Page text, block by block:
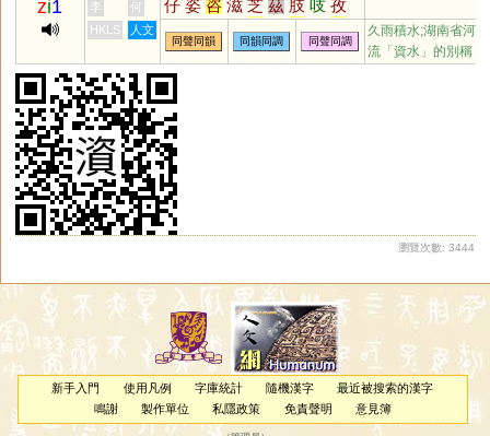
迡 謘 鈶
zi1
仔 姿 咨 滋 芝 茲 肢 吱 孜
觜 恣 訾 輜 淄 齎 貲 蜘 祗
梔 鯔 砥 泜 髭 緇 齜 孳 榰
甾 鎡 鼒 菑 錙 呲 嵫 卮 孖
觶
鮨
栺
秶
李
何
HKLS
人文
同聲同韻 同韻同調 同聲同調
久雨積水;湖南省河
流「資水」的別稱
瀏覽次數: 3444
新手入門 使用凡例 字庫統計 隨機漢字
最近被搜索的漢字
鳴謝
製作單位 私隱政策 免責聲明 意見簿